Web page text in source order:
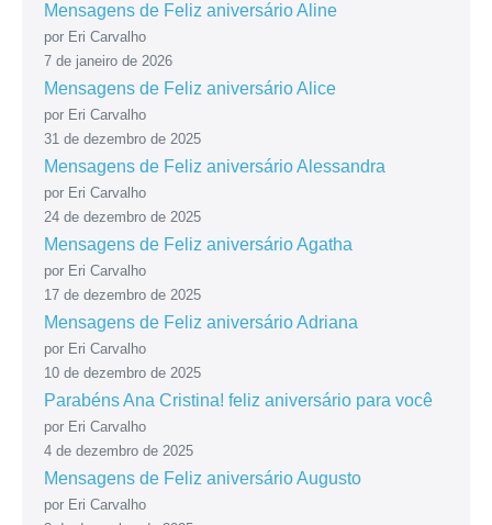
Mensagens de Feliz aniversário Aline
por Eri Carvalho
7 de janeiro de 2026
Mensagens de Feliz aniversário Alice
por Eri Carvalho
31 de dezembro de 2025
Mensagens de Feliz aniversário Alessandra
por Eri Carvalho
24 de dezembro de 2025
Mensagens de Feliz aniversário Agatha
por Eri Carvalho
17 de dezembro de 2025
Mensagens de Feliz aniversário Adriana
por Eri Carvalho
10 de dezembro de 2025
Parabéns Ana Cristina! feliz aniversário para você
por Eri Carvalho
4 de dezembro de 2025
Mensagens de Feliz aniversário Augusto
por Eri Carvalho